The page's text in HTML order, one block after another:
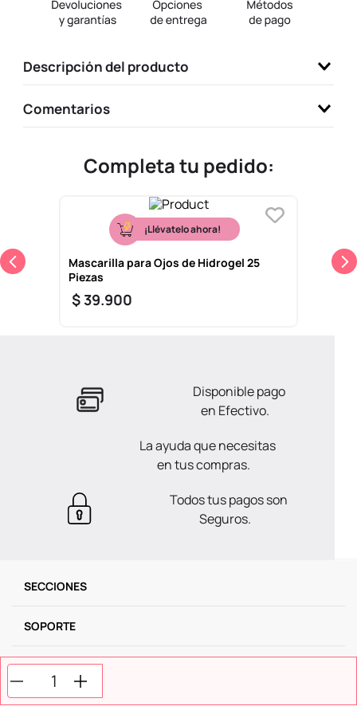
Descripción del producto
Comentarios
Completa tu pedido:
¡Llévatelo ahora!
Mascarilla para Ojos de Hidrogel 25
Piezas
$39.900
Disponible pago
en Efectivo.
La ayuda que necesitas
en tus compras.
Todos tus pagos son
Seguros.
SECCIONES
SOPORTE
SERVICIOS
NOSOTROS
llaveros